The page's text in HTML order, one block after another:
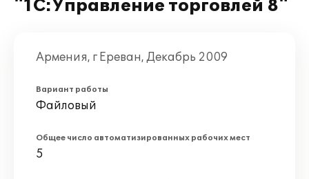
"1С:Управление торговлей 8"
Армения, г Ереван, Декабрь 2009
Вариант работы
Файловый
Общее число автоматизированных рабочих мест
5